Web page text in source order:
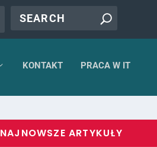
KONTAKT PRACA W IT
NAJNOWSZE ARTYKUŁY